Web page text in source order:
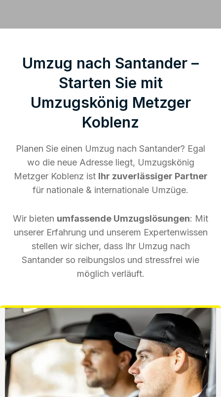
Umzug nach Santander –
Starten Sie mit
Umzugskönig Metzger
Koblenz
Planen Sie einen Umzug nach Santander? Egal
wo die neue Adresse liegt, Umzugskönig
Metzger Koblenz ist Ihr zuverlässiger Partner
für nationale & internationale Umzüge.
Wir bieten umfassende Umzugslösungen: Mit
unserer Erfahrung und unserem Expertenwissen
stellen wir sicher, dass Ihr Umzug nach
Santander so reibungslos und stressfrei wie
möglich verläuft.